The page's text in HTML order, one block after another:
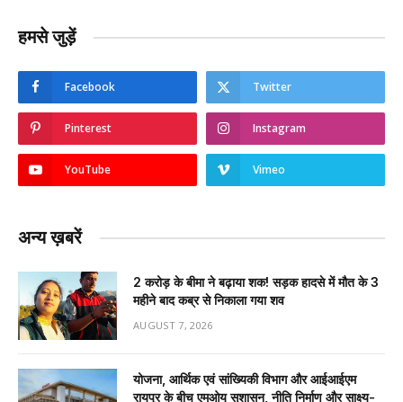
हमसे जुड़ें
Facebook Twitter
Pinterest Instagram
YouTube Vimeo
अन्य ख़बरें
2 करोड़ के बीमा ने बढ़ाया शक! सड़क हादसे में मौत के 3
महीने बाद कब्र से निकाला गया शव
AUGUST 7, 2026
योजना, आर्थिक एवं सांख्यिकी विभाग और आईआईएम
रायपुर के बीच एमओयू सुशासन, नीति निर्माण और साक्ष्य-